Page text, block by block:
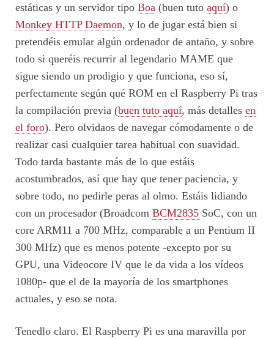
estáticas y un servidor tipo Boa (buen tuto aquí) o
Monkey HTTP Daemon, y lo de jugar está bien si
pretendéis emular algún ordenador de antaño, y sobre
todo si queréis recurrir al legendario MAME que
sigue siendo un prodigio y que funciona, eso sí,
perfectamente según qué ROM en el Raspberry Pi tras
la compilación previa (buen tuto aquí, más detalles en
el foro). Pero olvidaos de navegar cómodamente o de
realizar casi cualquier tarea habitual con suavidad.
Todo tarda bastante más de lo que estáis
acostumbrados, así que hay que tener paciencia, y
sobre todo, no pedirle peras al olmo. Estáis lidiando
con un procesador (Broadcom BCM2835 SoC, con un
core ARM11 a 700 MHz, comparable a un Pentium II
300 MHz) que es menos potente -excepto por su
GPU, una Videocore IV que le da vida a los vídeos
1080p- que el de la mayoría de los smartphones
actuales, y eso se nota.
Tenedlo claro. El Raspberry Pi es una maravilla por